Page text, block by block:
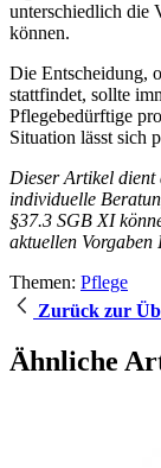
unterschiedlich die
können.
Die Entscheidung,
stattfindet, sollte
Pflegebedürftige
Situation lässt sich
Dieser Artikel dient
individuelle
§37.3 SGB XI
aktuellen Vorgaben
Themen: Pflege
Zurück zur
Ähnliche